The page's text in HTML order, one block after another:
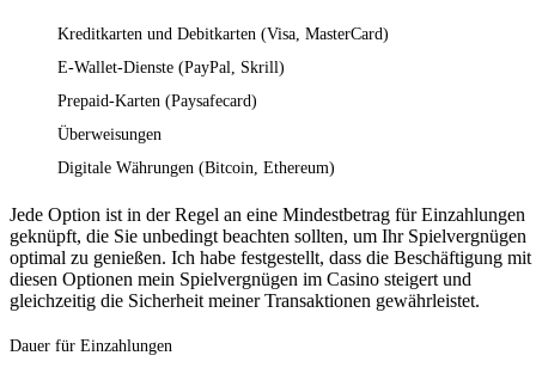
Kreditkarten und Debitkarten (Visa, MasterCard)
E-Wallet-Dienste (PayPal, Skrill)
Prepaid-Karten (Paysafecard)
Überweisungen
Digitale Währungen (Bitcoin, Ethereum)
Jede Option ist in der Regel an eine Mindestbetrag für Einzahlungen
geknüpft, die Sie unbedingt beachten sollten, um Ihr Spielvergnügen
optimal zu genießen. Ich habe festgestellt, dass die Beschäftigung mit
diesen Optionen mein Spielvergnügen im Casino steigert und
gleichzeitig die Sicherheit meiner Transaktionen gewährleistet.
Dauer für Einzahlungen